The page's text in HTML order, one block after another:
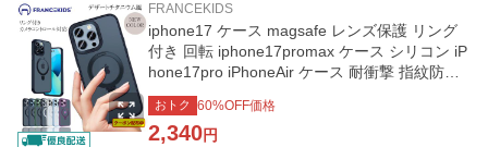
FRANCEKIDS
iphone17 ケース magsafe レンズ保護 リング
付き 回転 iphone17promax ケース シリコン iP
hone17pro iPhoneAir ケース 耐衝撃 指紋防止
マグセーフ対応
おトク 60%OFF価格
2,340円